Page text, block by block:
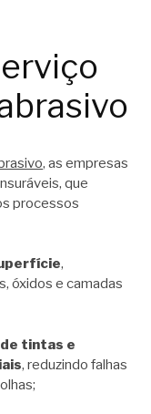
, as empresas
que
processos
,
óxidos e camadas
tintas e
, reduzindo falhas